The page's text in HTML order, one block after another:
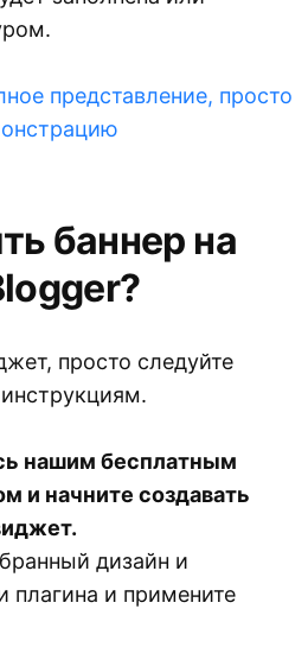
представление, просто
баннер на
просто следуйте
нашим бесплатным
и начните создавать
дизайн и
плагина и примените